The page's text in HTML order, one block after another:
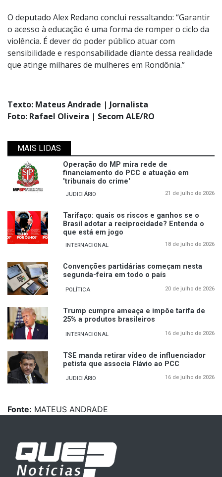
O deputado Alex Redano conclui ressaltando: “Garantir
o acesso à educação é uma forma de romper o ciclo da
violência. É dever do poder público atuar com
sensibilidade e responsabilidade diante dessa realidade
que atinge milhares de mulheres em Rondônia.”
Texto: Mateus Andrade | Jornalista
Foto: Rafael Oliveira | Secom ALE/RO
MAIS LIDAS
Operação do MP mira rede de
financiamento do PCC e atuação em
'tribunais do crime'
JUDICIÁRIO 21 de julho de 2026
Tarifaço: quais os riscos e ganhos se o
Brasil adotar a reciprocidade? Entenda o
que está em jogo
INTERNACIONAL 18 de julho de 2026
Convenções partidárias começam nesta
segunda-feira em todo o país
POLÍTICA 20 de julho de 2026
Trump cumpre ameaça e impõe tarifa de
25% a produtos brasileiros
INTERNACIONAL 16 de julho de 2026
TSE manda retirar vídeo de influenciador
petista que associa Flávio ao PCC
JUDICIÁRIO 16 de julho de 2026
Fonte: MATEUS ANDRADE